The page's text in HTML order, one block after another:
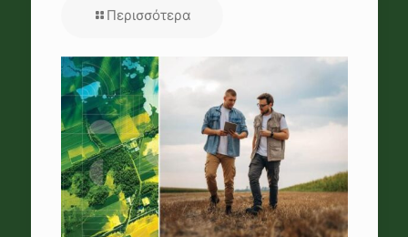
Περισσότερα